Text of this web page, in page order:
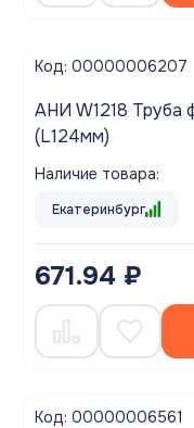
Код: 00000006207
АНИ W1218 Труба
(L124мм)
Наличие товара:
Екатеринбург
671.94 ₽
Код: 00000006561